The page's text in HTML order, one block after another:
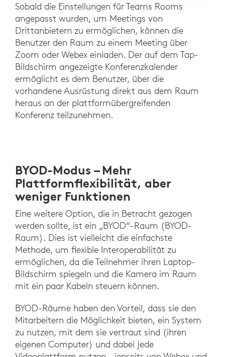
Sobald die Einstellungen für Teams Rooms
angepasst wurden, um Meetings von
Drittanbietern zu ermöglichen, können die
Benutzer den Raum zu einem Meeting über
Zoom oder Webex einladen. Der auf dem Tap-
Bildschirm angezeigte Konferenzkalender
ermöglicht es dem Benutzer, über die
vorhandene Ausrüstung direkt aus dem Raum
heraus an der plattformübergreifenden
Konferenz teilzunehmen.
BYOD-Modus – Mehr
Plattformflexibilität, aber
weniger Funktionen
Eine weitere Option, die in Betracht gezogen
werden sollte, ist ein „BYOD“-Raum (BYOD-
Raum). Dies ist vielleicht die einfachste
Methode, um flexible Interoperabilität zu
ermöglichen, da die Teilnehmer ihren Laptop-
Bildschirm spiegeln und die Kamera im Raum
mit ein paar Kabeln steuern können.
BYOD-Räume haben den Vorteil, dass sie den
Mitarbeitern die Möglichkeit bieten, ein System
zu nutzen, mit dem sie vertraut sind (ihren
eigenen Computer) und dabei jede